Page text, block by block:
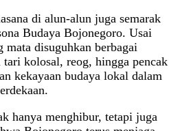
di alun-alun juga semarak
Budaya Bojonegoro. Usai
mata disuguhkan berbagai
kolosal, reog, hingga pencak
kekayaan budaya lokal dalam
hanya menghibur, tetapi juga